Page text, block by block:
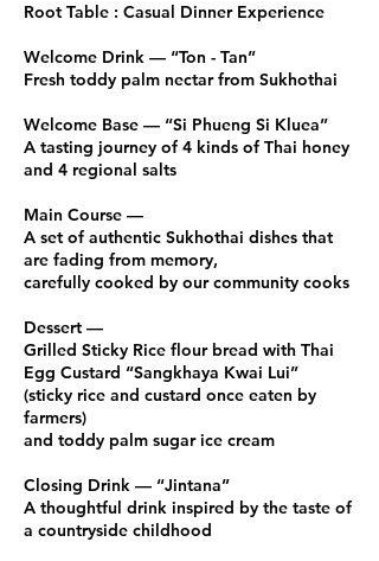
Root Table : Casual Dinner Experience
Welcome Drink — “Ton - Tan”
Fresh toddy palm nectar from Sukhothai
Welcome Base — “Si Phueng Si Kluea”
A tasting journey of 4 kinds of Thai honey
and 4 regional salts
Main Course —
A set of authentic Sukhothai dishes that
are fading from memory,
carefully cooked by our community cooks
Dessert —
Grilled Sticky Rice flour bread with Thai
Egg Custard “Sangkhaya Kwai Lui”
(sticky rice and custard once eaten by
farmers)
and toddy palm sugar ice cream
Closing Drink — “Jintana”
A thoughtful drink inspired by the taste of
a countryside childhood